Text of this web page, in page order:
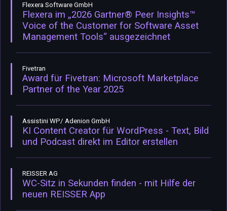
Flexera Software GmbH
Flexera im „2026 Gartner® Peer Insights™
Voice of the Customer for Software Asset
Management Tools“ ausgezeichnet
Fivetran
Award für Fivetran: Microsoft Marketplace
Partner of the Year 2025
Assistini WP/ Adenion GmbH
KI Content Creator für WordPress - Text, Bild
und Podcast direkt im Editor erstellen
REISSER AG
WC-Sitz in Sekunden finden - mit Hilfe der
neuen REISSER App